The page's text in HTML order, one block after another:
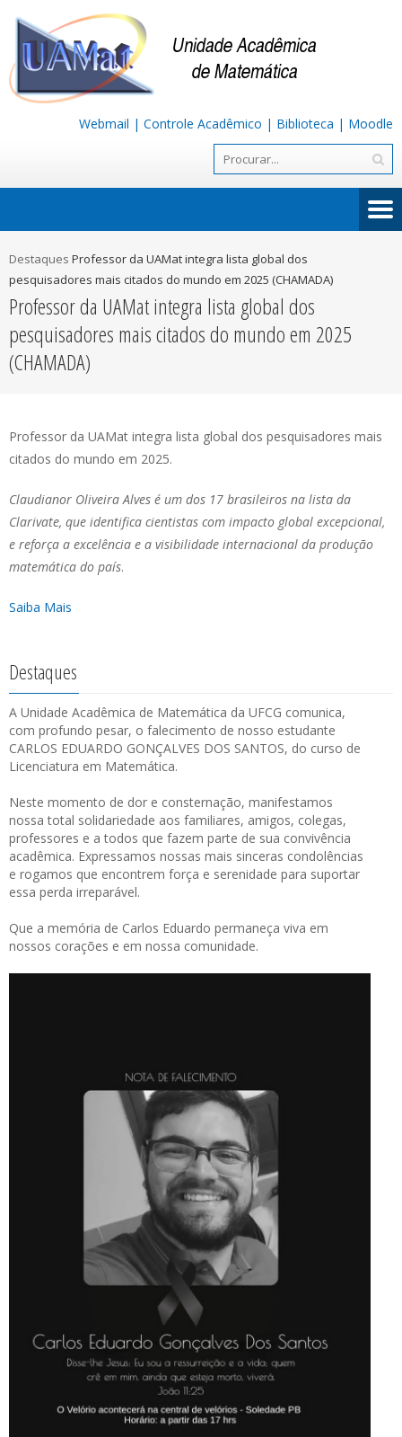
Webmail | Controle Acadêmico | Biblioteca | Moodle
Destaques Professor da UAMat integra lista global dos
pesquisadores mais citados do mundo em 2025 (CHAMADA)
Professor da UAMat integra lista global dos
pesquisadores mais citados do mundo em 2025
(CHAMADA)
Professor da UAMat integra lista global dos pesquisadores mais
citados do mundo em 2025.
Claudianor Oliveira Alves é um dos 17 brasileiros na lista da
Clarivate, que identifica cientistas com impacto global excepcional,
e reforça a excelência e a visibilidade internacional da produção
matemática do país.
Saiba Mais
Destaques
A Unidade Acadêmica de Matemática da UFCG comunica,
com profundo pesar, o falecimento de nosso estudante
CARLOS EDUARDO GONÇALVES DOS SANTOS, do curso de
Licenciatura em Matemática.
Neste momento de dor e consternação, manifestamos
nossa total solidariedade aos familiares, amigos, colegas,
professores e a todos que fazem parte de sua convivência
acadêmica. Expressamos nossas mais sinceras condolências
e rogamos que encontrem força e serenidade para suportar
essa perda irreparável.
Que a memória de Carlos Eduardo permaneça viva em
nossos corações e em nossa comunidade.